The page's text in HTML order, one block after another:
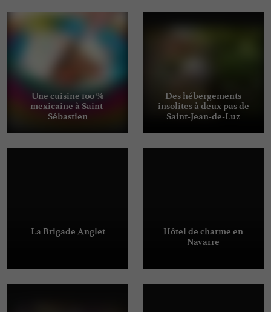
Une cuisine 100 %
mexicaine à Saint-
Sébastien
Des hébergements
insolites à deux pas de
Saint-Jean-de-Luz
La Brigade Anglet
Hôtel de charme en
Navarre